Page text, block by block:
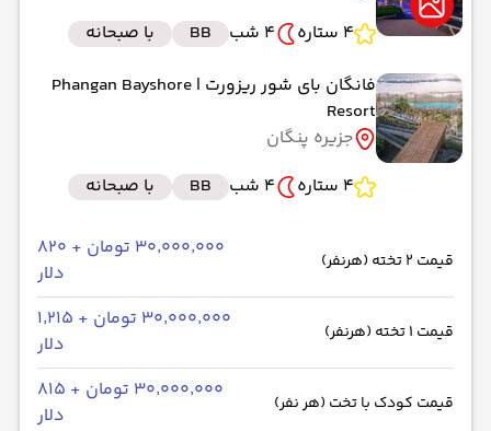
4 ستاره
4 شب BB
با صبحانه
فانگان بای شور ریزورت | Phangan Bayshore
Resort
جزیره پنگان
4 ستاره
4 شب BB با صبحانه
قیمت 2 تخته (هرنفر)
۳۰٬۰۰۰٬۰۰۰ تومان + ۸۲۰
دلار
قیمت 1 تخته (هرنفر)
۳۰٬۰۰۰٬۰۰۰ تومان + ۱٬۲۱۵
دلار
قیمت کودک با تخت (هر نفر)
۳۰٬۰۰۰٬۰۰۰ تومان + ۸۱۵
دلار